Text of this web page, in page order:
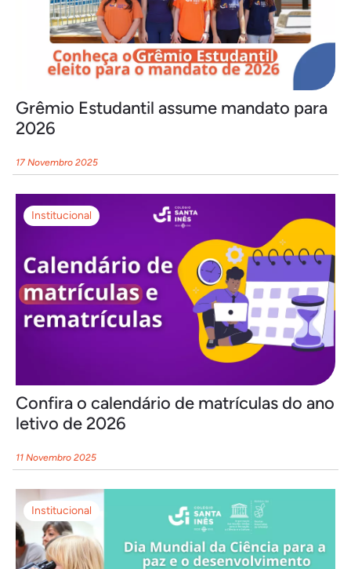
Grêmio Estudantil assume mandato para
2026
17 Novembro 2025
Institucional
Confira o calendário de matrículas do ano
letivo de 2026
11 Novembro 2025
Institucional